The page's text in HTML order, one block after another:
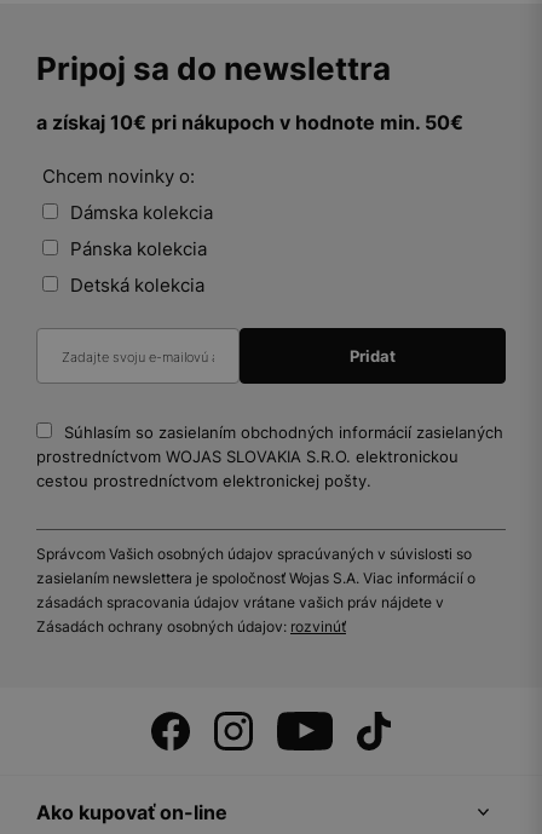
Pripoj sa do newslettra
a získaj 10€ pri nákupoch v hodnote min. 50€
Chcem novinky o:
Dámska kolekcia
Pánska kolekcia
Detská kolekcia
Súhlasím so zasielaním obchodných informácií zasielaných
prostredníctvom WOJAS SLOVAKIA S.R.O. elektronickou
cestou prostredníctvom elektronickej pošty.
Správcom Vašich osobných údajov spracúvaných v súvislosti so
zasielaním newslettera je spoločnosť Wojas S.A. Viac informácií o
zásadách spracovania údajov vrátane vašich práv nájdete v
Zásadách ochrany osobných údajov: rozvinúť
Ako kupovať on-line